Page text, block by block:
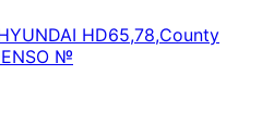
HD65,78,County
№